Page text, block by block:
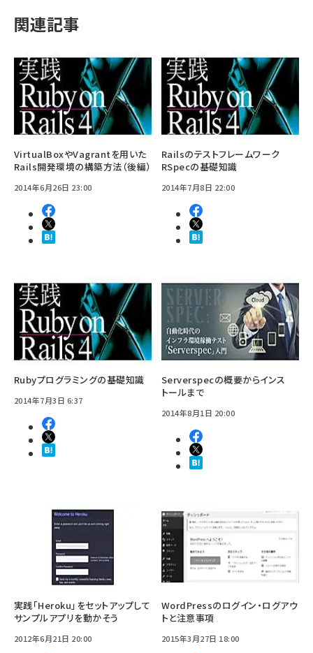
関連記事
VirtualBoxやVagrantを用いた
Rails開発環境の構築方法（後編）
2014年6月26日 23:00
Railsのテストフレームワーク
RSpecの基礎知識
2014年7月8日 22:00
Rubyプログラミングの基礎知識
2014年7月3日 6:37
Serverspecの概要からインス
トールまで
2014年8月1日 20:00
実践「Heroku」をセットアップして
サンプルアプリを動かそう
2012年6月21日 20:00
WordPressのログイン・ログアウ
トと注意事項
2015年3月27日 18:00